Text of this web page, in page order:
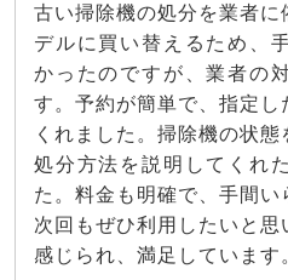
古い掃除機の処分を業者
デルに買い替えるため、
かったのですが、業者の
す。予約が簡単で、指定し
くれました。掃除機の状
処分方法を説明してくれ
た。料金も明確で、手間い
次回もぜひ利用したいと思
感じられ、満足しています